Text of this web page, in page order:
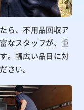
ら、不用品回収ア
なスタッフが、重
。幅広い品目に対
さい。